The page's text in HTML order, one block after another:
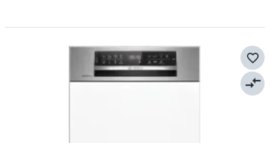
favorite_border
compare_arrows